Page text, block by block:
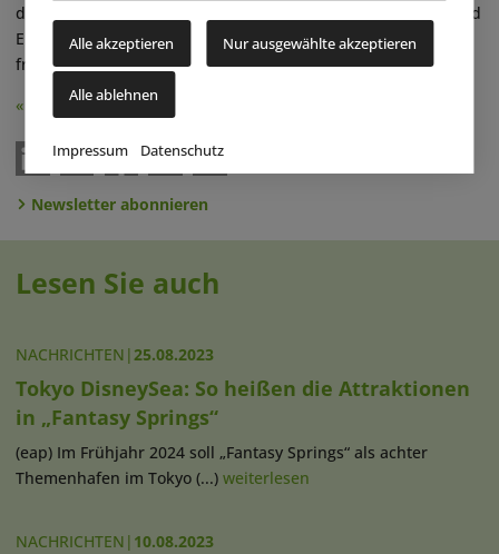
Alle akzeptieren Nur ausgewählte akzeptieren
Alle ablehnen
Impressum Datenschutz
dürfen sich außerdem auf neue Gastronomie-, Shopping- und
Entertainment-Angebote im kommenden Hotel-Komplex
freuen. ■
« Zurück
Newsletter abonnieren
Lesen Sie auch
NACHRICHTEN |25.08.2023
Tokyo DisneySea: So heißen die Attraktionen
in „Fantasy Springs“
(eap) Im Frühjahr 2024 soll „Fantasy Springs“ als achter
Themenhafen im Tokyo (...) weiterlesen
NACHRICHTEN | 10.08.2023